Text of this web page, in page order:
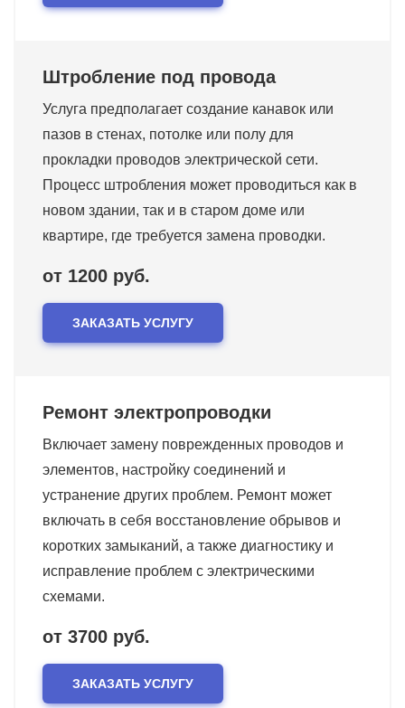
Штробление под провода
Услуга предполагает создание канавок или
пазов в стенах, потолке или полу для
прокладки проводов электрической сети.
Процесс штробления может проводиться как в
новом здании, так и в старом доме или
квартире, где требуется замена проводки.
от 1200 руб.
ЗАКАЗАТЬ УСЛУГУ
Ремонт электропроводки
Включает замену поврежденных проводов и
элементов, настройку соединений и
устранение других проблем. Ремонт может
включать в себя восстановление обрывов и
коротких замыканий, а также диагностику и
исправление проблем с электрическими
схемами.
от 3700 руб.
ЗАКАЗАТЬ УСЛУГУ